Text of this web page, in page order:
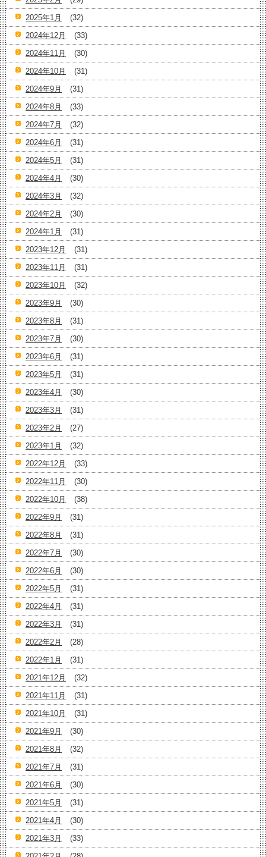
2025年1月
(32)
2024年12月
(33)
2024年11月
(30)
2024年10月
(31)
2024年9月
(31)
2024年8月
(33)
2024年7月
(32)
2024年6月
(31)
2024年5月
(31)
2024年4月
(30)
2024年3月
(32)
2024年2月
(30)
2024年1月
(31)
2023年12月
(31)
2023年11月
(31)
2023年10月
(32)
2023年9月
(30)
2023年8月
(31)
2023年7月
(30)
2023年6月
(31)
2023年5月
(31)
2023年4月
(30)
2023年3月
(31)
2023年2月
(27)
2023年1月
(32)
2022年12月
(33)
2022年11月
(30)
2022年10月
(38)
2022年9月
(31)
2022年8月
(31)
2022年7月
(30)
2022年6月
(30)
2022年5月
(31)
2022年4月
(31)
2022年3月
(31)
2022年2月
(28)
2022年1月
(31)
2021年12月
(32)
2021年11月
(31)
2021年10月
(31)
2021年9月
(30)
2021年8月
(32)
2021年7月
(31)
2021年6月
(30)
2021年5月
(31)
2021年4月
(30)
2021年3月
(33)